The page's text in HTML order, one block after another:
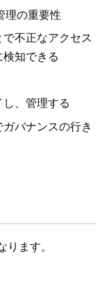
理の重要性
不正なアクセス
知できる
、管理する
バナンスの行き
ます。